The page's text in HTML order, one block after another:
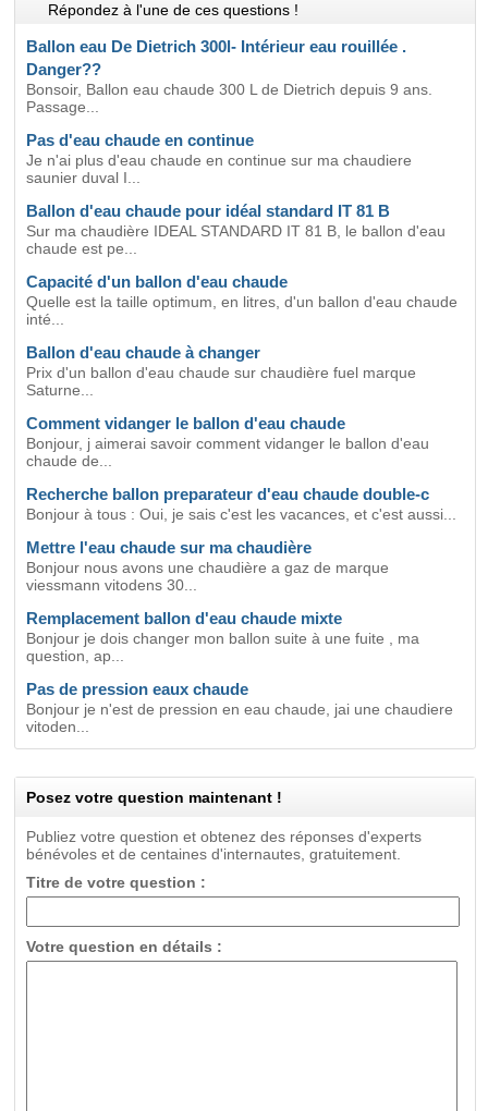
Répondez à l'une de ces questions !
Ballon eau De Dietrich 300l- Intérieur eau rouillée .
Danger??
Bonsoir, Ballon eau chaude 300 L de Dietrich depuis 9 ans.
Passage...
Pas d'eau chaude en continue
Je n'ai plus d'eau chaude en continue sur ma chaudiere
saunier duval I...
Ballon d'eau chaude pour idéal standard IT 81 B
Sur ma chaudière IDEAL STANDARD IT 81 B, le ballon d'eau
chaude est pe...
Capacité d'un ballon d'eau chaude
Quelle est la taille optimum, en litres, d'un ballon d'eau chaude
inté...
Ballon d'eau chaude à changer
Prix d'un ballon d'eau chaude sur chaudière fuel marque
Saturne...
Comment vidanger le ballon d'eau chaude
Bonjour, j aimerai savoir comment vidanger le ballon d'eau
chaude de...
Recherche ballon preparateur d'eau chaude double-c
Bonjour à tous : Oui, je sais c'est les vacances, et c'est aussi...
Mettre l'eau chaude sur ma chaudière
Bonjour nous avons une chaudière a gaz de marque
viessmann vitodens 30...
Remplacement ballon d'eau chaude mixte
Bonjour je dois changer mon ballon suite à une fuite , ma
question, ap...
Pas de pression eaux chaude
Bonjour je n'est de pression en eau chaude, jai une chaudiere
vitoden...
Posez votre question maintenant !
Publiez votre question et obtenez des réponses d'experts
bénévoles et de centaines d'internautes, gratuitement.
Titre de votre question :
Votre question en détails :